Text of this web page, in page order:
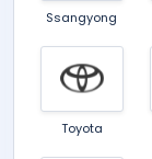
Ssangyong
Toyota